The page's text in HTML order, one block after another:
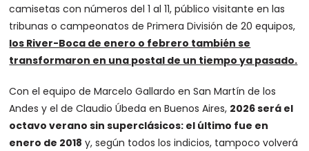
camisetas con números del 1 al 11, público visitante en las
tribunas o campeonatos de Primera División de 20 equipos,
los River-Boca de enero o febrero también se
transformaron en una postal de un tiempo ya pasado.
Con el equipo de Marcelo Gallardo en San Martín de los
Andes y el de Claudio Úbeda en Buenos Aires, 2026 será el
octavo verano sin superclásicos: el último fue en
enero de 2018 y, según todos los indicios, tampoco volverá